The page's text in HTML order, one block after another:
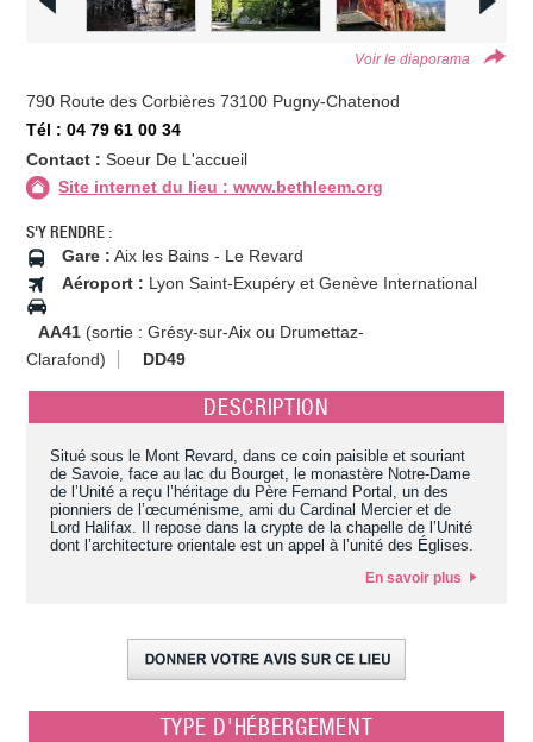
Voir le diaporama
790 Route des Corbières 73100 Pugny-Chatenod
Tél : 04 79 61 00 34
Contact : Soeur De L'accueil
Site internet du lieu : www.bethleem.org
S'Y RENDRE :
Gare : Aix les Bains - Le Revard
Aéroport : Lyon Saint-Exupéry et Genève International
AA41 (sortie : Grésy-sur-Aix ou Drumettaz-
Clarafond)
DD49
DESCRIPTION
Situé sous le Mont Revard, dans ce coin paisible et souriant
de Savoie, face au lac du Bourget, le monastère Notre-Dame
de l’Unité a reçu l’héritage du Père Fernand Portal, un des
pionniers de l’œcuménisme, ami du Cardinal Mercier et de
Lord Halifax. Il repose dans la crypte de la chapelle de l’Unité
dont l’architecture orientale est un appel à l’unité des Églises.
En savoir plus
TYPE D'HÉBERGEMENT